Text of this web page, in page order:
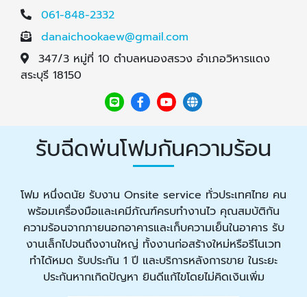
061-848-2332
danaichookaew@gmail.com
347/3 หมู่ที่ 10 ตำบลหนองสรวง อำเภอวิหารแดง
สระบุรี 18150
รับฉีดพ่นโฟมกันความร้อน
โฟม หนึ่งดนัย รับงาน Onsite service ทั่วประเทศไทย คน
พร้อมเครื่องมือและเคมีภัณฑ์ครบทำงานไว คุณสมบัติกัน
ความร้อนจากภายนอกอาคารและเก็บความเย็นในอาคาร รับ
งานเล็กไปจนถึงงานใหญ่ ทั้งงานก่อสร้างใหม่หรือรีโนเวท
ทำได้หมด รับประกัน 1 ปี และบริการหลังการขาย ในระยะ
ประกันหากเกิดปัญหา ยินดีแก้ไขโดยไม่คิดเงินเพิ่ม